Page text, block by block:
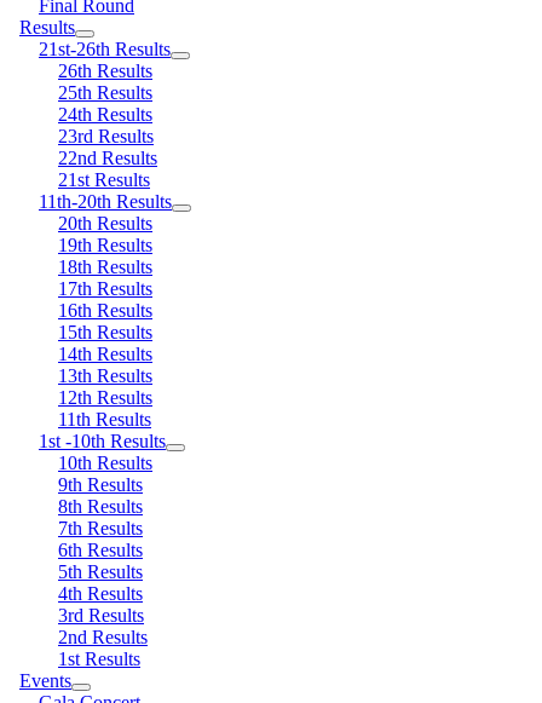
Final Round
Results
21st-26th Results
26th Results
25th Results
24th Results
23rd Results
22nd Results
21st Results
11th-20th Results
20th Results
19th Results
18th Results
17th Results
16th Results
15th Results
14th Results
13th Results
12th Results
11th Results
1st -10th Results
10th Results
9th Results
8th Results
7th Results
6th Results
5th Results
4th Results
3rd Results
2nd Results
1st Results
Events